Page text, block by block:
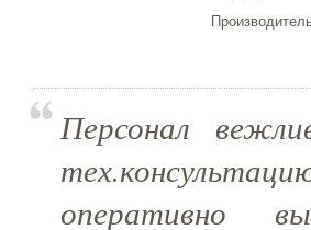
Персонал
оперативно